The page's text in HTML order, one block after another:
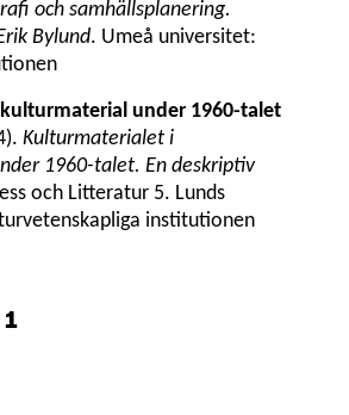
och samhällsplanering.
Bylund. Umeå universitet:
under 1960-talet
Kulturmaterialet i
1960-talet. En deskriptiv
och Litteratur 5. Lunds
institutionen
1